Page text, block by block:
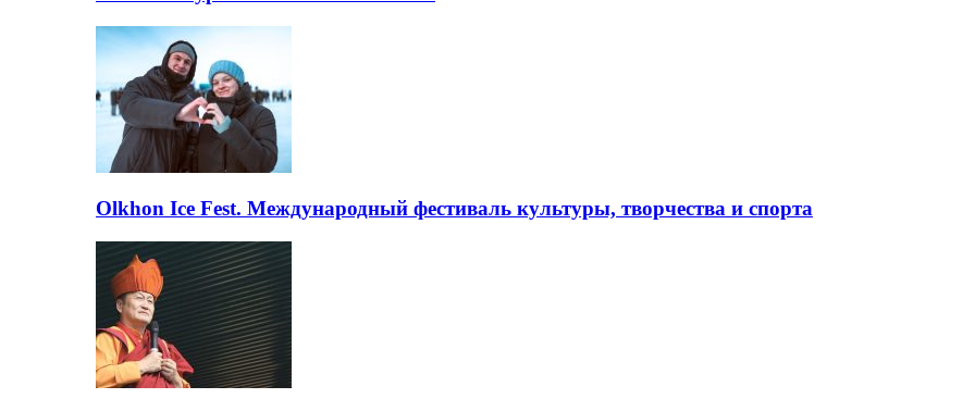
Olkhon Ice Fest. Международный фестиваль культуры, творчества и спорта